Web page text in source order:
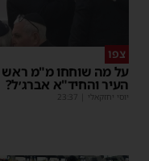
צפו
על מה שוחחו מ"מ ראש
העיר והחיד"א אברג׳ל?
יוסי יחזקאלי 23:37